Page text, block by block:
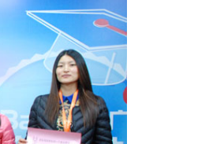
您的联系方式是？
留言
回复【数字营销